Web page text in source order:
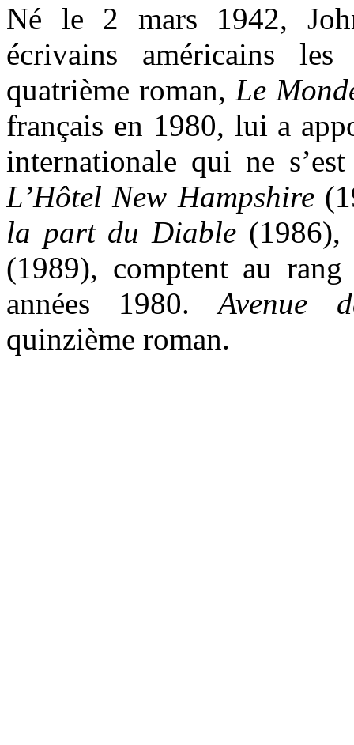
Né le 2 mars 1942,
écrivains américains
quatrième roman, Le
français en 1980, lui a
internationale qui ne
L’Hôtel New Hampshire
la part du Diable(1986),
(1989), comptent au rang
années 1980.Avenue
quinzième roman.